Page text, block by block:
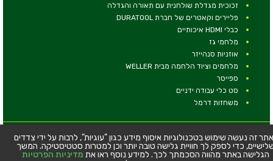
זכוכית מגדלת שולחנית עם תאורה והגדלה
פליירים וקאטרים של חברת DURATOOL
כבלי HDMI איכותיים
מלחמי גז
אוזניות סנהייזר
מלחמים וציוד הלחמה מבית WELLER
ספייסר
סט כלי עבודה ידניים
משחזות דרמל
© כל הזכויות שמורות - טלמיר אלקטרוניקה בע''מ
כתובת: דרך העצמאות 63, חיפה
טלפון:04-8534564
זה נעשה שימוש בטכנולוגיות איסוף מידע כגון "עוגיות", לרבות על ידי צדדים
כדי לספק לך חוויית גלישה טובה יותר וכן למטרות סטטיסטיקה. המשך
הגלישה באתר מהווה הסכמתך לכך. למידע נוסף ראו את מדיניות הפרטיות